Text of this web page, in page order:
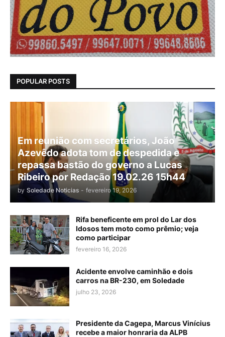
POPULAR POSTS
Em reunião com secretários, João
Azevêdo adota tom de despedida e
repassa bastão do governo a Lucas
Ribeiro por Redação 19.02.26 15h44
by Soledade Noticias - fevereiro 19, 2026
Rifa beneficente em prol do Lar dos
Idosos tem moto como prêmio; veja
como participar
fevereiro 16, 2026
Acidente envolve caminhão e dois
carros na BR-230, em Soledade
julho 23, 2026
Presidente da Cagepa, Marcus Vinícius
recebe a maior honraria da ALPB